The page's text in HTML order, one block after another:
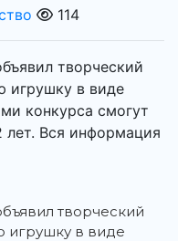
114
творческий
игрушку в виде
конкурса смогут
лет. Вся информация
творческий
игрушку в виде